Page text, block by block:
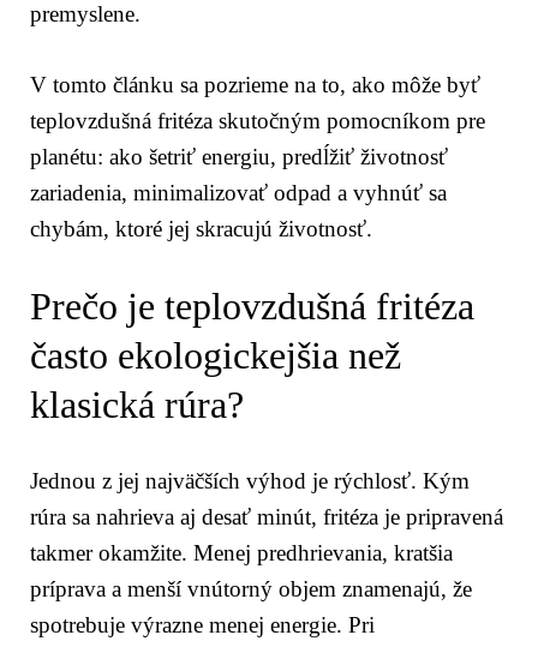
premyslene.
V tomto článku sa pozrieme na to, ako môže byť
teplovzdušná fritéza skutočným pomocníkom pre
planétu: ako šetriť energiu, predĺžiť životnosť
zariadenia, minimalizovať odpad a vyhnúť sa
chybám, ktoré jej skracujú životnosť.
Prečo je teplovzdušná fritéza
často ekologickejšia než
klasická rúra?
Jednou z jej najväčších výhod je rýchlosť. Kým
rúra sa nahrieva aj desať minút, fritéza je pripravená
takmer okamžite. Menej predhrievania, kratšia
príprava a menší vnútorný objem znamenajú, že
spotrebuje výrazne menej energie. Pri